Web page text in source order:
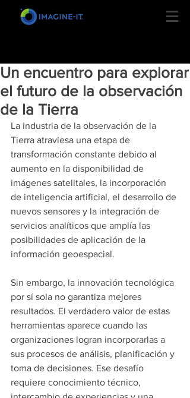
Un encuentro para explorar
el futuro de la observación
de la Tierra
La industria de la observación de la
Tierra atraviesa una etapa de
transformación constante debido al
aumento en la disponibilidad de
imágenes satelitales, la incorporación
de inteligencia artificial, el desarrollo de
nuevos sensores y la integración de
servicios analíticos que amplía las
posibilidades de aplicación de la
información geoespacial.
Sin embargo, la innovación tecnológica
por sí sola no garantiza mejores
resultados. El verdadero valor de estas
herramientas aparece cuando las
organizaciones logran incorporarlas a
sus procesos de análisis, planificación y
toma de decisiones. Ese desafío
requiere conocimiento técnico,